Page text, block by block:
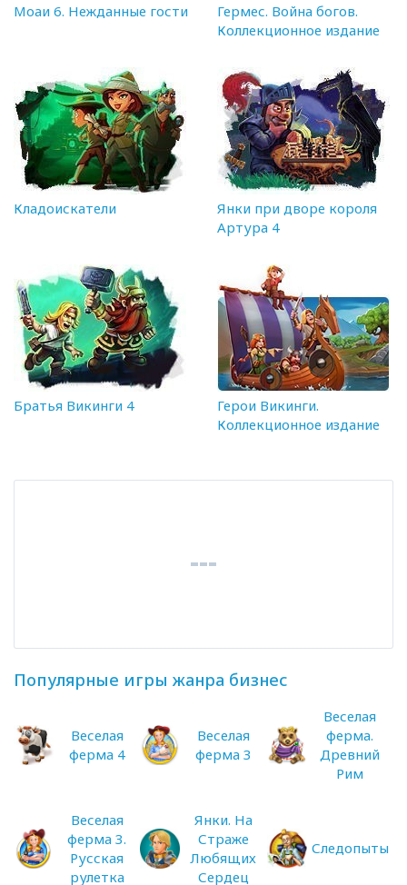
Моаи 6. Нежданные гости
Гермес. Война богов.
Коллекционное издание
Кладоискатели
Янки при дворе короля
Артура 4
Братья Викинги 4
Герои Викинги.
Коллекционное издание
Популярные игры жанра бизнес
Веселая
ферма 4
Веселая
ферма 3
Веселая
ферма.
Древний
Рим
Веселая
ферма 3.
Русская
рулетка
Янки. На
Страже
Любящих
Сердец
Следопыты